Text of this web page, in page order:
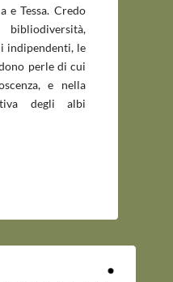
e Tessa. Credo
indipendenti, le
perle di cui
e nella
degli albi